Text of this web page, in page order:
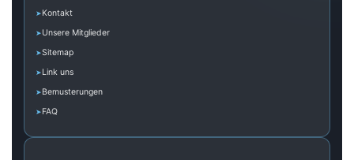
Kontakt
Unsere Mitglieder
Sitemap
Link uns
Bemusterungen
FAQ